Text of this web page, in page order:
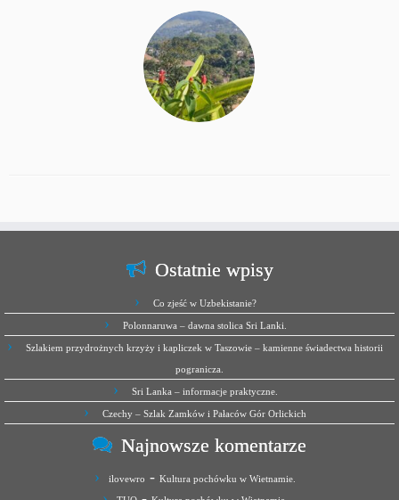
Ostatnie wpisy
Co zjeść w Uzbekistanie?
Polonnaruwa – dawna stolica Sri Lanki.
Szlakiem przydrożnych krzyży i kapliczek w Taszowie – kamienne świadectwa historii
pogranicza.
Sri Lanka – informacje praktyczne.
Czechy – Szlak Zamków i Pałaców Gór Orlickich
Najnowsze komentarze
ilovewro - Kultura pochówku w Wietnamie.